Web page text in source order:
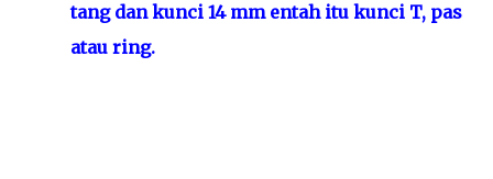
tang dan kunci 14 mm entah itu kunci T, pas
atau ring.